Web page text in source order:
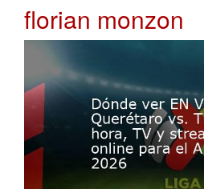
florian monzon